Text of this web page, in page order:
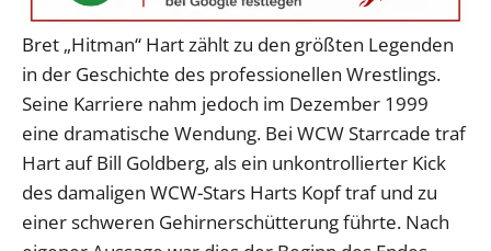
Bret „Hitman“ Hart zählt zu den größten Legenden
in der Geschichte des professionellen Wrestlings.
Seine Karriere nahm jedoch im Dezember 1999
eine dramatische Wendung. Bei WCW Starrcade traf
Hart auf Bill Goldberg, als ein unkontrollierter Kick
des damaligen WCW-Stars Harts Kopf traf und zu
einer schweren Gehirnerschütterung führte. Nach